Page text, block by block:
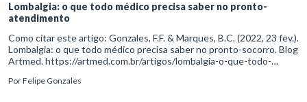
Lombalgia: o que todo médico precisa saber no pronto-
atendimento
Como citar este artigo: Gonzales, F.F. & Marques, B.C. (2022, 23 fev.).
Lombalgia: o que todo médico precisa saber no pronto-socorro. Blog
Artmed. https://artmed.com.br/artigos/lombalgia-o-que-todo-
PorFelipe Gonzales